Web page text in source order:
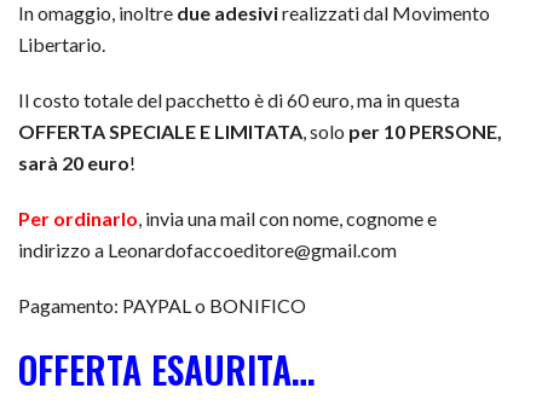
In omaggio, inoltre due adesivirealizzati dal Movimento
Libertario.
Il costo totale del pacchetto è di 60 euro, ma in questa
OFFERTA SPECIALE E LIMITATA, solo per 10 PERSONE,
sarà 20 euro!
Per ordinarlo, invia una mail con nome, cognome e
indirizzo a Leonardofaccoeditore@gmail.com
Pagamento: PAYPAL o BONIFICO
OFFERTA ESAURITA…